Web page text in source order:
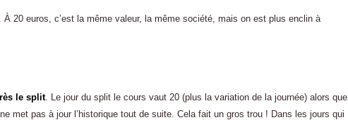
20 euros, c’est la même valeur, la même société, mais on est plus enclin à
le split. Le jour du split le cours vaut 20 (plus la variation de la journée) alors que
met pas à jour l’historique tout de suite. Cela fait un gros trou ! Dans les jours qui